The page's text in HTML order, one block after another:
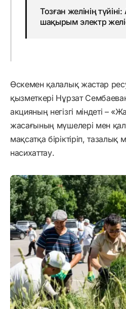
Тозған желінің
шақырым электр
Өскемен қалалық жастар
қызметкері Нұрзат
акцияның негізгі міндеті –
жасағының мүшелері мен
мақсатқа біріктіріп, тазалық
насихаттау.